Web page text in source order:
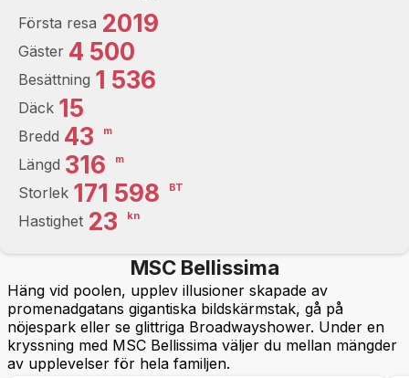
Första resa 2019
Gäster 4 500
Besättning 1 536
Däck 15
Bredd 43 m
Längd 316 m
Storlek 171 598 BT
Hastighet 23 kn
MSC Bellissima
Häng vid poolen, upplev illusioner skapade av
promenadgatans gigantiska bildskärmstak, gå på
nöjespark eller se glittriga Broadwayshower. Under en
kryssning med MSC Bellissima väljer du mellan mängder
av upplevelser för hela familjen.